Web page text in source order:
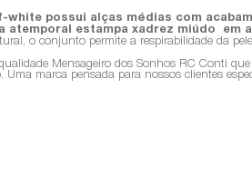
white possui alças médias com
atemporal estampa xadrez miúdo em
o conjunto permite a respirabilidade da
Mensageiro dos Sonhos RC Conti que
marca pensada para nossos clientes